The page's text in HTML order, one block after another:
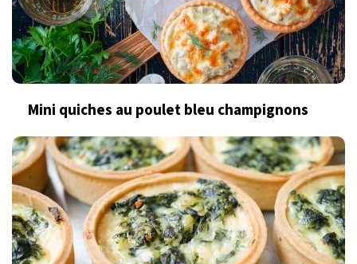
Mini quiches au poulet bleu champignons